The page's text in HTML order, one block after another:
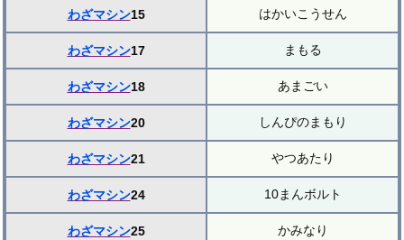
わざマシン15 はかいこうせん
わざマシン17 まもる
わざマシン18 あまごい
わざマシン20 しんぴのまもり
わざマシン21 やつあたり
わざマシン24 10まんボルト
わざマシン25 かみなり